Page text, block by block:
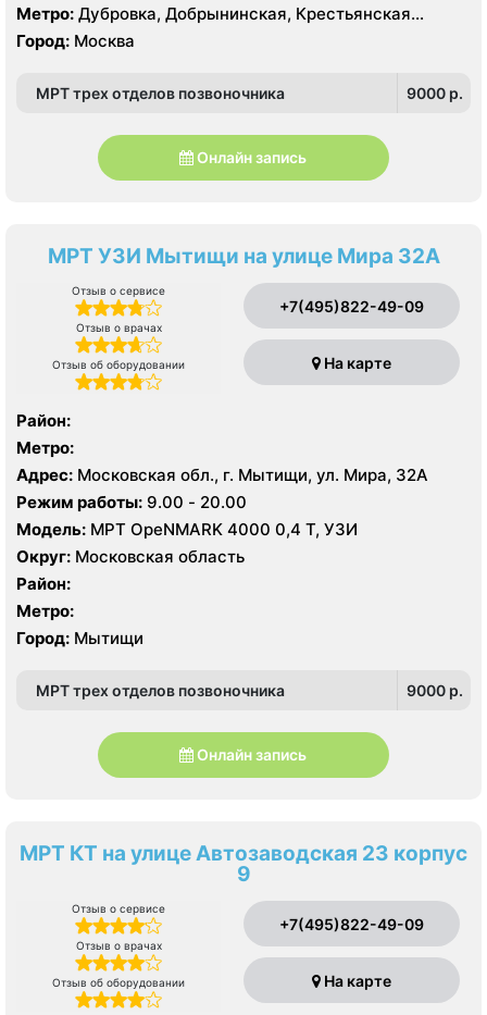
Метро: Дубровка, Добрынинская, Крестьянская
застава, Новокузнецкая, Октябрьская, Павелецкая,
Полянка, Пролетарская, Серпуховская,
Город: Москва
МРТ трех отделов позвоночника 9000 p.
Онлайн запись
МРТ УЗИ Мытищи на улице Мира 32А
Отзыв о сервисе
Отзыв о врачах
Отзыв об оборудовании
+7(495)822-49-09
На карте
Район:
Метро:
Адрес: Московская обл., г. Мытищи, ул. Мира, 32А
Режим работы: 9.00 - 20.00
Модель: МРТ OpeNMARK 4000 0,4 Т, УЗИ
Округ: Московская область
Район:
Метро:
Город: Мытищи
МРТ трех отделов позвоночника 9000 p.
Онлайн запись
МРТ КТ на улице Автозаводская 23 корпус
9
Отзыв о сервисе
Отзыв о врачах
Отзыв об оборудовании
+7(495)822-49-09
На карте